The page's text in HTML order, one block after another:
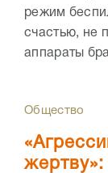
режим
счастью, не
аппараты
Общество
жертву»: